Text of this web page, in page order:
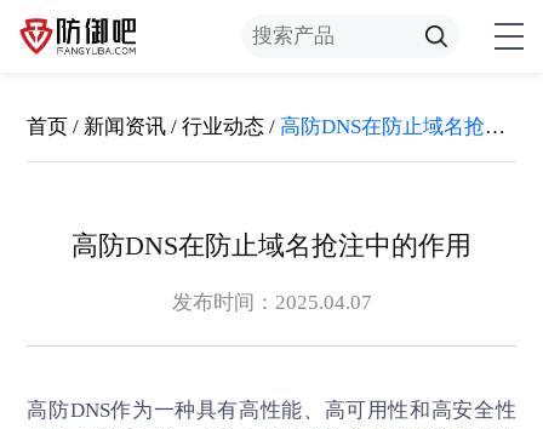
首页 / 新闻资讯 /行业动态 /高防DNS在防止域名抢注中的作用
高防DNS在防止域名抢注中的作用
发布时间：2025.04.07
高防DNS作为一种具有高性能、高可用性和高安全性